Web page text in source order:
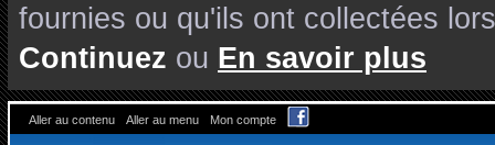
fournies ou qu'ils ont collectées
Continuez ou En savoir plus
Aller au contenu Aller au menu Mon compte